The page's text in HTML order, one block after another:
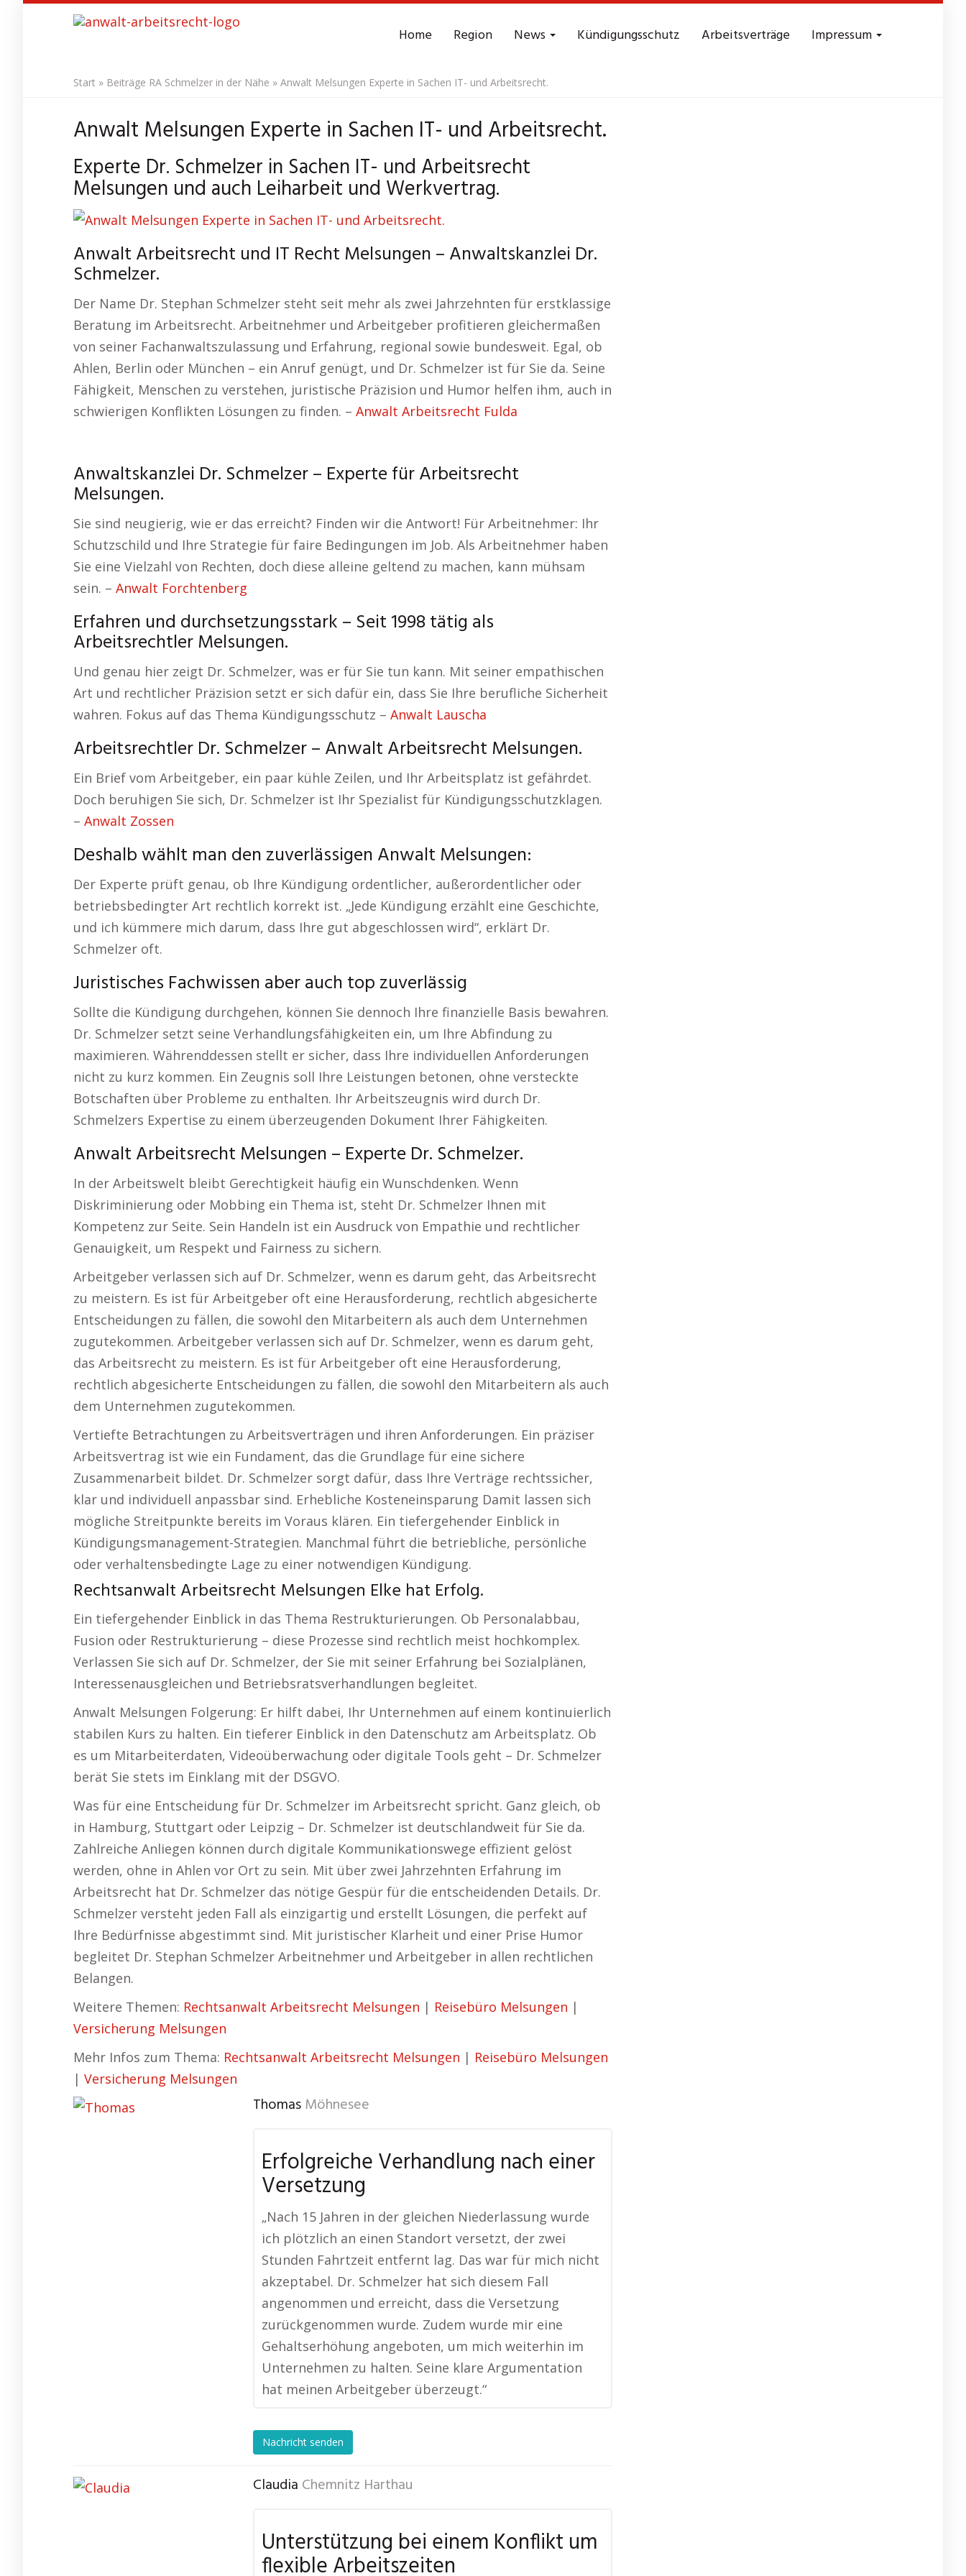
Home Region News Kündigungsschutz Arbeitsverträge Impressum
Start » Beiträge RA Schmelzer in der Nähe » Anwalt Melsungen Experte in Sachen IT- und Arbeitsrecht.
Anwalt Melsungen Experte in Sachen IT- und Arbeitsrecht.
Experte Dr. Schmelzer in Sachen IT- und Arbeitsrecht
Melsungen und auch Leiharbeit und Werkvertrag.
Anwalt Arbeitsrecht und IT Recht Melsungen – Anwaltskanzlei Dr.
Schmelzer.
Der Name Dr. Stephan Schmelzer steht seit mehr als zwei Jahrzehnten für erstklassige
Beratung im Arbeitsrecht. Arbeitnehmer und Arbeitgeber profitieren gleichermaßen
von seiner Fachanwaltszulassung und Erfahrung, regional sowie bundesweit. Egal, ob
Ahlen, Berlin oder München – ein Anruf genügt, und Dr. Schmelzer ist für Sie da. Seine
Fähigkeit, Menschen zu verstehen, juristische Präzision und Humor helfen ihm, auch in
schwierigen Konflikten Lösungen zu finden. – Anwalt Arbeitsrecht Fulda
Anwaltskanzlei Dr. Schmelzer – Experte für Arbeitsrecht
Melsungen.
Sie sind neugierig, wie er das erreicht? Finden wir die Antwort! Für Arbeitnehmer: Ihr
Schutzschild und Ihre Strategie für faire Bedingungen im Job. Als Arbeitnehmer haben
Sie eine Vielzahl von Rechten, doch diese alleine geltend zu machen, kann mühsam
sein. – Anwalt Forchtenberg
Erfahren und durchsetzungsstark – Seit 1998 tätig als
Arbeitsrechtler Melsungen.
Und genau hier zeigt Dr. Schmelzer, was er für Sie tun kann. Mit seiner empathischen
Art und rechtlicher Präzision setzt er sich dafür ein, dass Sie Ihre berufliche Sicherheit
wahren. Fokus auf das Thema Kündigungsschutz – Anwalt Lauscha
Arbeitsrechtler Dr. Schmelzer – Anwalt Arbeitsrecht Melsungen.
Ein Brief vom Arbeitgeber, ein paar kühle Zeilen, und Ihr Arbeitsplatz ist gefährdet.
Doch beruhigen Sie sich, Dr. Schmelzer ist Ihr Spezialist für Kündigungsschutzklagen.
– Anwalt Zossen
Deshalb wählt man den zuverlässigen Anwalt Melsungen:
Der Experte prüft genau, ob Ihre Kündigung ordentlicher, außerordentlicher oder
betriebsbedingter Art rechtlich korrekt ist. „Jede Kündigung erzählt eine Geschichte,
und ich kümmere mich darum, dass Ihre gut abgeschlossen wird“, erklärt Dr.
Schmelzer oft.
Juristisches Fachwissen aber auch top zuverlässig
Sollte die Kündigung durchgehen, können Sie dennoch Ihre finanzielle Basis bewahren.
Dr. Schmelzer setzt seine Verhandlungsfähigkeiten ein, um Ihre Abfindung zu
maximieren. Währenddessen stellt er sicher, dass Ihre individuellen Anforderungen
nicht zu kurz kommen. Ein Zeugnis soll Ihre Leistungen betonen, ohne versteckte
Botschaften über Probleme zu enthalten. Ihr Arbeitszeugnis wird durch Dr.
Schmelzers Expertise zu einem überzeugenden Dokument Ihrer Fähigkeiten.
Anwalt Arbeitsrecht Melsungen – Experte Dr. Schmelzer.
In der Arbeitswelt bleibt Gerechtigkeit häufig ein Wunschdenken. Wenn
Diskriminierung oder Mobbing ein Thema ist, steht Dr. Schmelzer Ihnen mit
Kompetenz zur Seite. Sein Handeln ist ein Ausdruck von Empathie und rechtlicher
Genauigkeit, um Respekt und Fairness zu sichern.
Arbeitgeber verlassen sich auf Dr. Schmelzer, wenn es darum geht, das Arbeitsrecht
zu meistern. Es ist für Arbeitgeber oft eine Herausforderung, rechtlich abgesicherte
Entscheidungen zu fällen, die sowohl den Mitarbeitern als auch dem Unternehmen
zugutekommen. Arbeitgeber verlassen sich auf Dr. Schmelzer, wenn es darum geht,
das Arbeitsrecht zu meistern. Es ist für Arbeitgeber oft eine Herausforderung,
rechtlich abgesicherte Entscheidungen zu fällen, die sowohl den Mitarbeitern als auch
dem Unternehmen zugutekommen.
Vertiefte Betrachtungen zu Arbeitsverträgen und ihren Anforderungen. Ein präziser
Arbeitsvertrag ist wie ein Fundament, das die Grundlage für eine sichere
Zusammenarbeit bildet. Dr. Schmelzer sorgt dafür, dass Ihre Verträge rechtssicher,
klar und individuell anpassbar sind. Erhebliche Kosteneinsparung Damit lassen sich
mögliche Streitpunkte bereits im Voraus klären. Ein tiefergehender Einblick in
Kündigungsmanagement-Strategien. Manchmal führt die betriebliche, persönliche
oder verhaltensbedingte Lage zu einer notwendigen Kündigung.
Rechtsanwalt Arbeitsrecht Melsungen Elke hat Erfolg.
Ein tiefergehender Einblick in das Thema Restrukturierungen. Ob Personalabbau,
Fusion oder Restrukturierung – diese Prozesse sind rechtlich meist hochkomplex.
Verlassen Sie sich auf Dr. Schmelzer, der Sie mit seiner Erfahrung bei Sozialplänen,
Interessenausgleichen und Betriebsratsverhandlungen begleitet.
Anwalt Melsungen Folgerung: Er hilft dabei, Ihr Unternehmen auf einem kontinuierlich
stabilen Kurs zu halten. Ein tieferer Einblick in den Datenschutz am Arbeitsplatz. Ob
es um Mitarbeiterdaten, Videoüberwachung oder digitale Tools geht – Dr. Schmelzer
berät Sie stets im Einklang mit der DSGVO.
Was für eine Entscheidung für Dr. Schmelzer im Arbeitsrecht spricht. Ganz gleich, ob
in Hamburg, Stuttgart oder Leipzig – Dr. Schmelzer ist deutschlandweit für Sie da.
Zahlreiche Anliegen können durch digitale Kommunikationswege effizient gelöst
werden, ohne in Ahlen vor Ort zu sein. Mit über zwei Jahrzehnten Erfahrung im
Arbeitsrecht hat Dr. Schmelzer das nötige Gespür für die entscheidenden Details. Dr.
Schmelzer versteht jeden Fall als einzigartig und erstellt Lösungen, die perfekt auf
Ihre Bedürfnisse abgestimmt sind. Mit juristischer Klarheit und einer Prise Humor
begleitet Dr. Stephan Schmelzer Arbeitnehmer und Arbeitgeber in allen rechtlichen
Belangen.
Weitere Themen: Rechtsanwalt Arbeitsrecht Melsungen | Reisebüro Melsungen |
Versicherung Melsungen
Mehr Infos zum Thema: Rechtsanwalt Arbeitsrecht Melsungen | Reisebüro Melsungen
| Versicherung Melsungen
ThomasMöhnesee
Erfolgreiche Verhandlung nach einer
Versetzung
„Nach 15 Jahren in der gleichen Niederlassung wurde
ich plötzlich an einen Standort versetzt, der zwei
Stunden Fahrtzeit entfernt lag. Das war für mich nicht
akzeptabel. Dr. Schmelzer hat sich diesem Fall
angenommen und erreicht, dass die Versetzung
zurückgenommen wurde. Zudem wurde mir eine
Gehaltserhöhung angeboten, um mich weiterhin im
Unternehmen zu halten. Seine klare Argumentation
hat meinen Arbeitgeber überzeugt.“
Nachricht senden
Claudia Chemnitz Harthau
Unterstützung bei einem Konflikt um
flexible Arbeitszeiten